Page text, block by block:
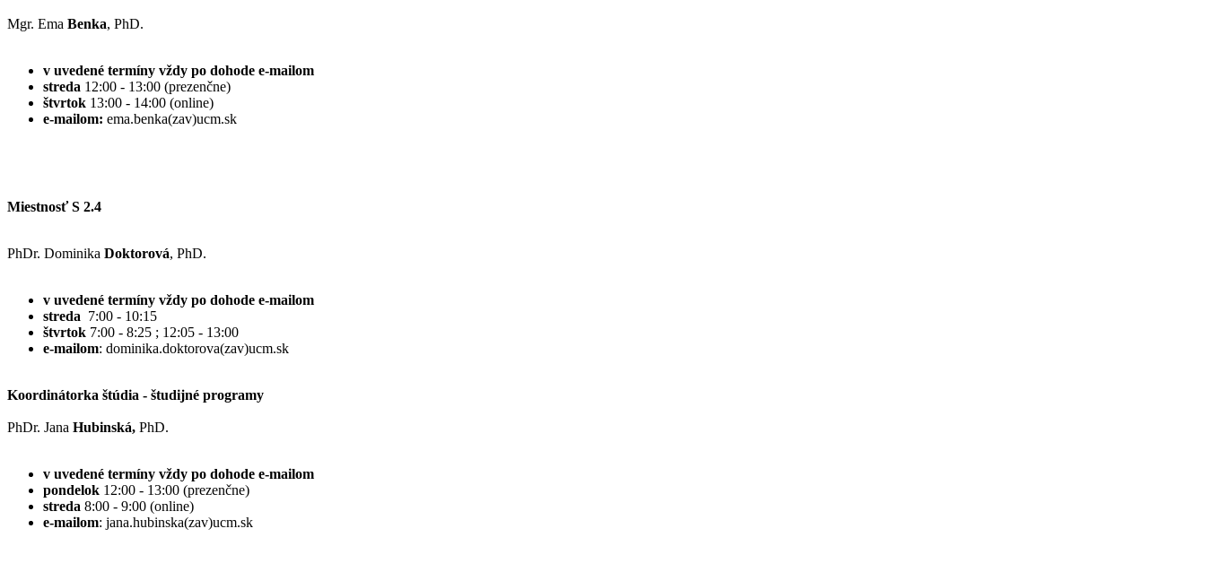
Mgr. Ema Benka, PhD.
v uvedené termíny vždy po dohode e-mailom
streda 12:00 - 13:00 (prezenčne)
štvrtok 13:00 - 14:00 (online)
e-mailom: ema.benka(zav)ucm.sk
Miestnosť S 2.4
PhDr. Dominika Doktorová, PhD.
v uvedené termíny vždy po dohode e-mailom
streda 7:00 - 10:15
štvrtok 7:00 - 8:25 ; 12:05 - 13:00
e-mailom: dominika.doktorova(zav)ucm.sk
Koordinátorka štúdia - študijné programy
PhDr. Jana Hubinská, PhD.
v uvedené termíny vždy po dohode e-mailom
pondelok 12:00 - 13:00 (prezenčne)
streda 8:00 - 9:00 (online)
e-mailom: jana.hubinska(zav)ucm.sk